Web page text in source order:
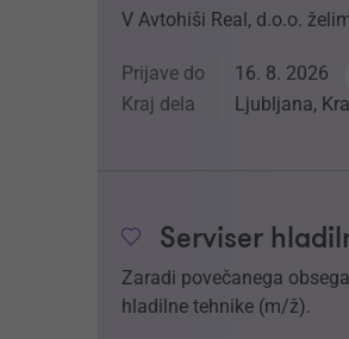
V Avtohiši Real, d.o.o.
Prijave do 16. 8. 2026
Kraj dela Ljubljana,
Serviser
Zaradi povečanega
hladilne tehnike (m/ž).